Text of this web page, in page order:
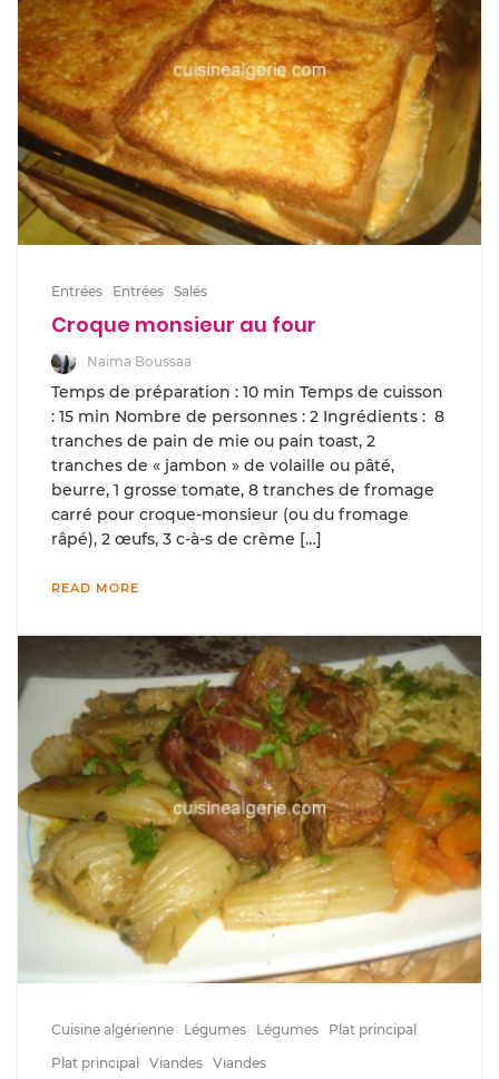
Entrées Entrées Salés
Croque monsieur au four
Naima Boussaa
Temps de préparation : 10 min Temps de cuisson
: 15 min Nombre de personnes : 2 Ingrédients : 8
tranches de pain de mie ou pain toast, 2
tranches de « jambon » de volaille ou pâté,
beurre, 1 grosse tomate, 8 tranches de fromage
carré pour croque-monsieur (ou du fromage
râpé), 2 œufs, 3 c-à-s de crème […]
READ MORE
Cuisine algérienne Légumes Légumes
Plat principal
Plat principal
Viandes Viandes